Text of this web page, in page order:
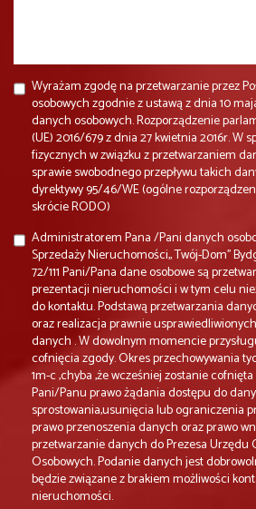
Wyrażam zgodę na przetwarzanie przez
osobowych zgodnie z ustawą z dnia 10
danych osobowych. Rozporządzenie
(UE) 2016/679 z dnia 27 kwietnia 2016r. W
fizycznych w związku z przetwarzaniem
sprawie swobodnego przepływu takich
dyrektywy 95/46/WE (ogólne
skrócie RODO)
Administratorem Pana /Pani danych
Sprzedaży Nieruchomości,, Twój-Dom''
72/111 Pani/Pana dane osobowe są
prezentacji nieruchomości i w tym celu
do kontaktu. Podstawą przetwarzania
oraz realizacja prawnie
danych . W dowolnym momencie
cofnięcia zgody. Okres przechowywania
1m-c ,chyba ,że wcześniej zostanie
Pani/Panu prawo żądania dostępu do
sprostowania,usunięcia lub ograniczenia
prawo przenoszenia danych oraz prawo
przetwarzanie danych do Prezesa Urzędu
Osobowych. Podanie danych jest
będzie związane z brakiem możliwości
nieruchomości.